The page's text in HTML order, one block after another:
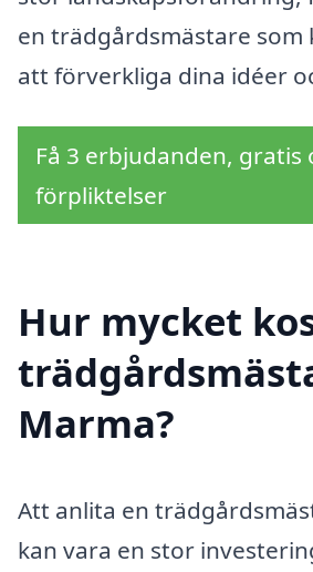
en trädgårdsmästare som
att förverkliga dina idéer
Få 3 erbjudanden, gratis
förpliktelser
Hur mycket
Marma?
Att anlita en
kan vara en stor